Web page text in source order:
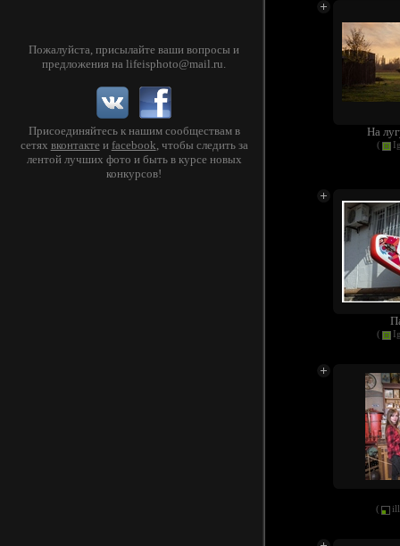
Пожалуйста, присылайте ваши вопросы и
предложения наlifeisphoto@mail.ru.
Присоединяйтесь к нашим сообществам в
сетях вконтакте и facebook, чтобы следить за
лентой лучших фото и быть в курсе новых
конкурсов!
На
(
(
(